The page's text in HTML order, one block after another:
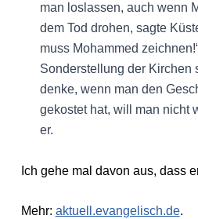
man loslassen, auch wenn
dem Tod drohen, sagte
muss Mohammed
Sonderstellung der Kirchen
denke, wenn man den
gekostet hat, will man nicht
er.
Ich gehe mal davon aus, dass
Mehr: aktuell.evangelisch.de.